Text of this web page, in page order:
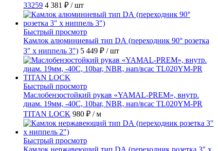
33259 4 381 ₽ / шт
Быстрый просмотр
Камлок алюминиевый тип DА (переходник 90° розетка
3" х ниппель 3") 5 449 ₽ / шт
Быстрый просмотр
Маслобензостойкий рукав «YAMAL-PREM», внутр.
диам. 19мм, -40C, 10bar, NBR, нап/всас TL020YM-PR
TITAN LOCK 980 ₽ / м
Быстрый просмотр